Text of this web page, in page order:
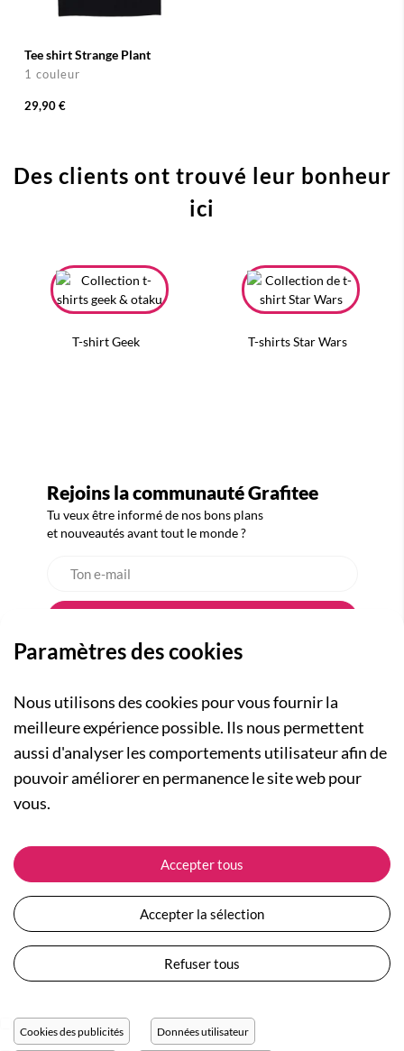
Tee shirt Strange Plant
1 couleur
29,90 €
Des clients ont trouvé leur bonheur
ici
T-shirt Geek T-shirts Star Wars
Rejoins la communauté Grafitee
Tu veux être informé de nos bons plans
et nouveautés avant tout le monde ?
A PROPOS
Qui sommes-nous ?
Actualités
Nos engagements
Plan du site
Devenir revendeur
NOS RUBRIQUES
Collection Femme
Collection Enfants
Les Totebags
Nos différents thèmes
ASSISTANCE
Suivre ma commande
Expédition et livraison
Retour et remboursement
Moyens de paiement
Questions / Réponses
Conditions générales de vente
Protection des données personnelles
Réglage des cookies
Paramètres des cookies
Nous utilisons des cookies pour vous fournir la
meilleure expérience possible. Ils nous permettent
aussi d'analyser les comportements utilisateur afin de
pouvoir améliorer en permanence le site web pour
vous.
Accepter tous
Accepter la sélection
Refuser tous
Cookies des publicités Données utilisateur